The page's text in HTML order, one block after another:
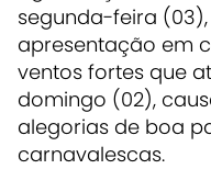
segunda-feira
apresentação em
ventos fortes que
domingo (02),
alegorias de boa
carnavalescas.